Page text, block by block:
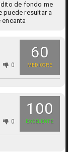
de fondo me
puede resultar a
60
MEDIOCRE
0
100
EXCELENTE
0